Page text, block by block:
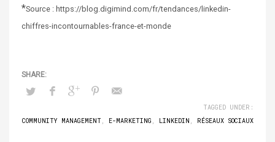
*Source : https://blog.digimind.com/fr/tendances/linkedin-
chiffres-incontournables-france-et-monde
TAGGED UNDER:
COMMUNITY MANAGEMENT, E-MARKETING , LINKEDIN , RÉSEAUX SOCIAUX